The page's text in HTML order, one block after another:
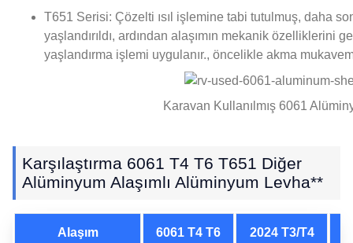
T651 Serisi: Çözelti ısıl işlemine tabi tutulmuş, daha
yaşlandırıldı, ardından alaşımın mekanik özelliklerini
yaşlandırma işlemi uygulanır., öncelikle akma
Karavan Kullanılmış 6061
Karşılaştırma 6061 T4 T6 T651 Diğer
Alüminyum Alaşımlı Alüminyum Levha**
Alaşım
6061 T4 T6
2024 T3/T4